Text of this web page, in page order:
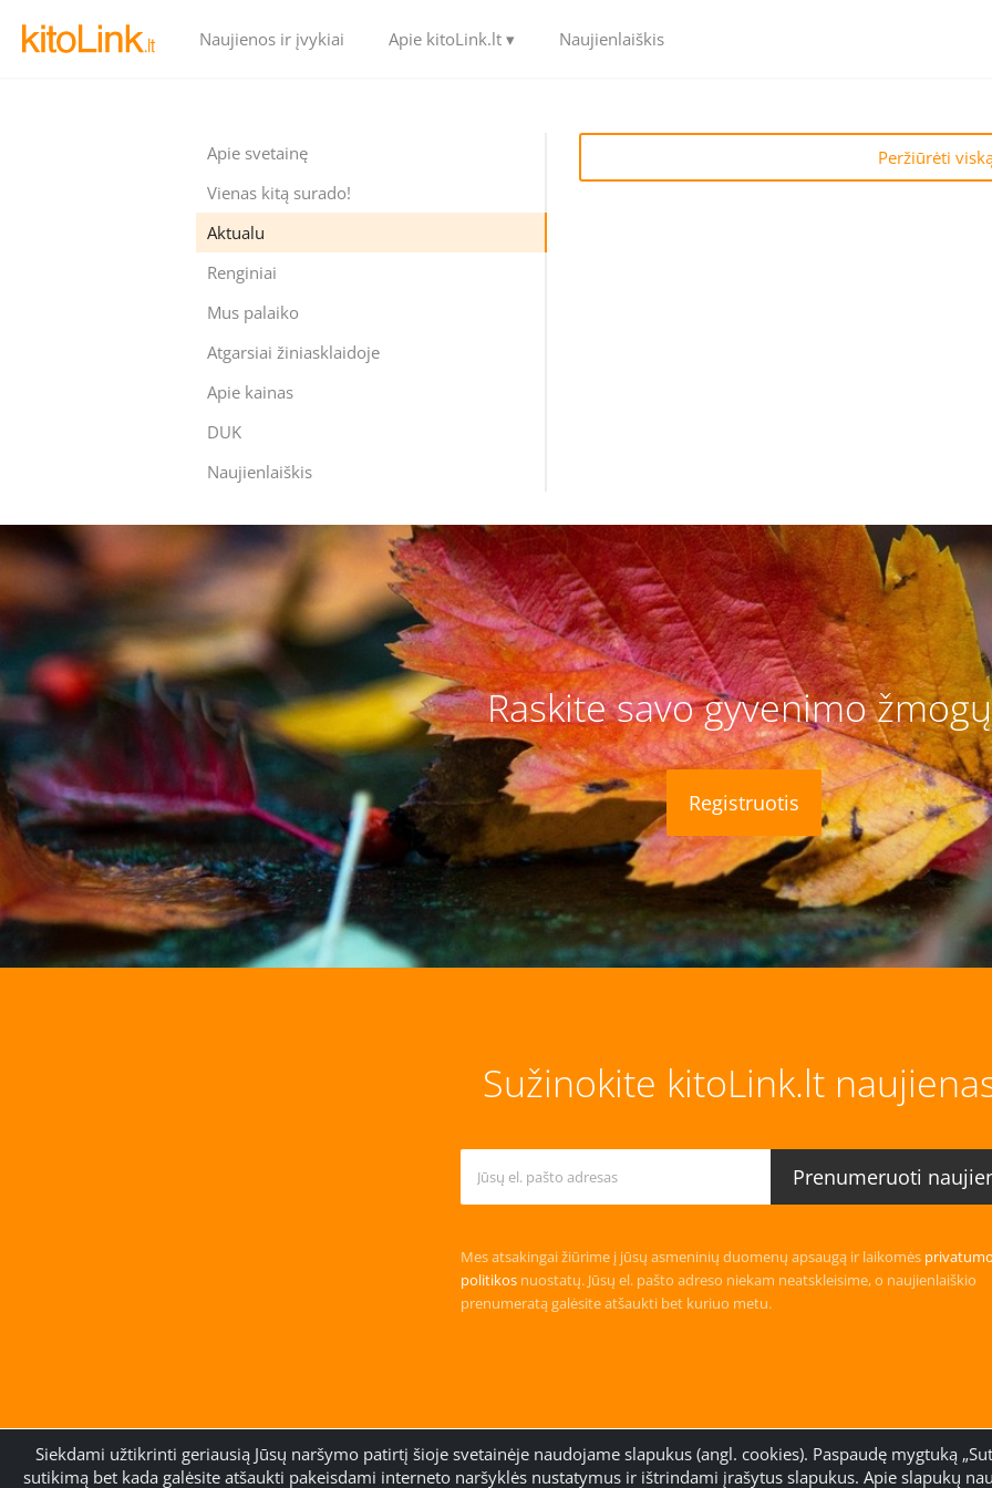
Naujienos ir įvykiai Apie kitoLink.lt ▾ Naujienlaiškis
Apie svetainę
Vienas kitą surado!
Aktualu
Renginiai
Mus palaiko
Atgarsiai žiniasklaidoje
Apie kainas
DUK
Naujienlaiškis
Peržiūrėti
Raskite savo gyvenimo
Registruotis
Sužinokite kitoLink.lt
Mes atsakingai žiūrime į jūsų asmeninių duomenų apsaugą ir laikomės
politikosnuostatų. Jūsų el. pašto adreso niekam neatskleisime, o naujienlaiškio
prenumeratą galėsite atšaukti bet kuriuo metu.
Handmade with
Community Template
Siekdami užtikrinti geriausią Jūsų naršymo patirtį šioje svetainėje naudojame slapukus (angl. cookies). Paspaudę mygtuką
sutikimą bet kada galėsite atšaukti pakeisdami interneto naršyklės nustatymus ir ištrindami įrašytus slapukus. Apie slapukų